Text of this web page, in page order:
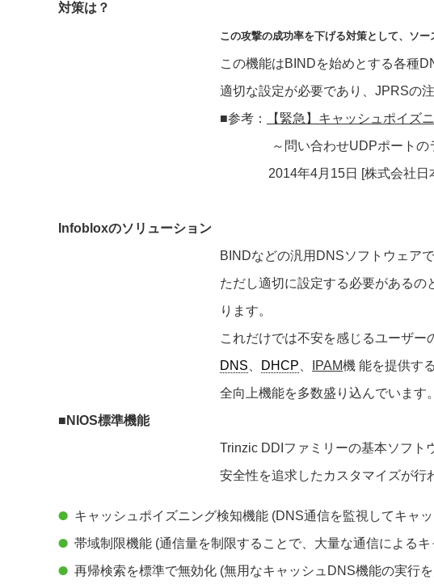
対策は？
この攻撃の成功率を下げる対策として、ソ
この機能はBINDを始めとする各種
適切な設定が必要であり、JPRSの
■参考：
【緊急】キャッシュポイズ
～問い合わせUDPポートのラ
2014年4月15日 [株式会社日本
Infobloxのソリューション
BINDなどの汎用DNSソフトウェア
ただし適切に設定する必要がある
ります。
これだけでは不安を感じるユーザー
DNS
DHCP IPAM機 能を提供す
全向上機能を多数盛り込んでいます。
■NIOS標準機能
Trinzic DDIファミリーの基本ソフト
安全性を追求したカスタマイズが行
キャッシュポイズニング検知機能 (DNS通信を監視してキャ
帯域制限機能 (通信量を制限することで、大量な通信による
再帰検索を標準で無効化 (無用なキャッシュDNS機能の実行